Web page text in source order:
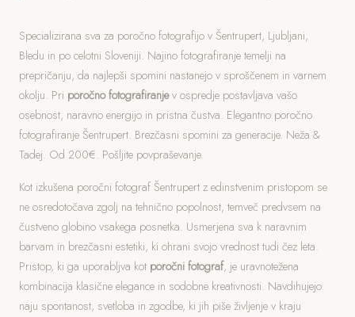
Specializirana sva za poročno fotografijo v Šentrupert, Ljubljani,
Bledu in po celotni Sloveniji. Najino fotografiranje temelji na
prepričanju, da najlepši spomini nastanejo v sproščenem in varnem
okolju. Pri poročno fotografiranjev ospredje postavljava vašo
osebnost, naravno energijo in pristna čustva. Elegantno poročno
fotografiranje Šentrupert. Brezčasni spomini za generacije. Neža &
Tadej. Od 200€. Pošljite povpraševanje.
Kot izkušena poročni fotograf Šentrupert z edinstvenim pristopom se
ne osredotočava zgolj na tehnično popolnost, temveč predvsem na
čustveno globino vsakega posnetka. Usmerjena sva k naravnim
barvam in brezčasni estetiki, ki ohrani svojo vrednost tudi čez leta.
Pristop, ki ga uporabljva kot poročni fotograf, je uravnotežena
kombinacija klasične elegance in sodobne kreativnosti. Navdihujejo
naju spontanost, svetloba in zgodbe, ki jih piše življenje v kraju